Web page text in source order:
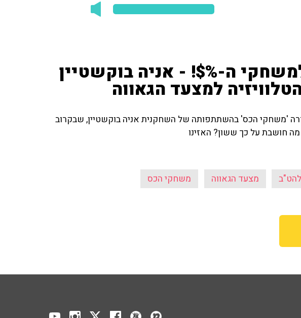
ה-%$! - אניה בוקשטיין
למצעד הגאווה
'משחקי הכס' בהשתתפותה של השחקנית אניה בוקשטיין, שבקרוב
חושבת על כך ששון? האזינו
להט"ב מצעד הגאווה משחקי הכס